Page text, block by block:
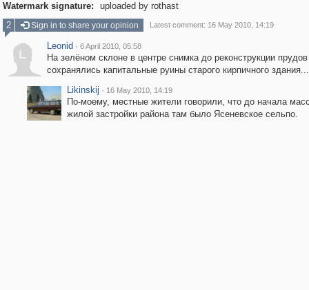
Watermark signature:
uploaded by rothast
2
Sign in to share your opinion Latest comment: 16 May 2010, 14:19
L
Leonid · 6 April 2010, 05:58
На зелёном склоне в центре снимка до реконструкции прудов
сохранялись капитальные руины старого кирпичного здания...
Likinskij · 16 May 2010, 14:19
По-моему, местные жители говорили, что до начала
жилой застройки района там было Ясеневское сельпо.